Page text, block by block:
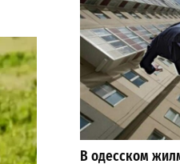
В одесском